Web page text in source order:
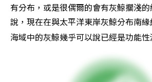
有分布，或是很偶爾的會有灰鯨擱淺
說，現在在與太平洋東岸灰鯨分布南緣
海域中的灰鯨幾乎可以說已經是功能